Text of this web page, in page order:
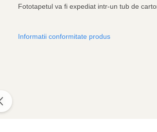
Fototapetul va fi expediat intr-un tub de
Informatii conformitate produs